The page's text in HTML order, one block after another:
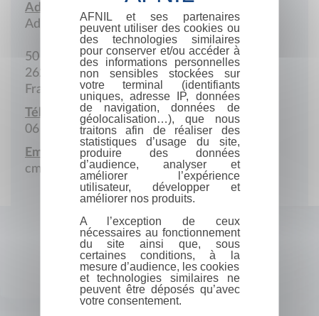
Adresse :
Adresse postale
50 Chemin Rif de Ver
26250 Livron-sur-Drôme
France
Téléphone portable :
06 75 37 16 96
Email :
cmeillandrey@gmail.com
AFNIL et ses partenaires
peuvent utiliser des cookies ou
des technologies similaires
pour conserver et/ou accéder à
des informations personnelles
non sensibles stockées sur
votre terminal (identifiants
uniques, adresse IP, données
de navigation, données de
géolocalisation…), que nous
traitons afin de réaliser des
statistiques d’usage du site,
produire des données
d’audience, analyser et
améliorer l’expérience
utilisateur, développer et
améliorer nos produits.
A l’exception de ceux
nécessaires au fonctionnement
du site ainsi que, sous
certaines conditions, à la
mesure d’audience, les cookies
et technologies similaires ne
peuvent être déposés qu’avec
votre consentement.